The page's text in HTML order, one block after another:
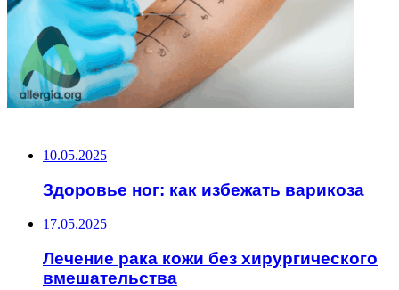
10.05.2025
Здоровье ног: как избежать варикоза
17.05.2025
Лечение рака кожи без хирургического
вмешательства